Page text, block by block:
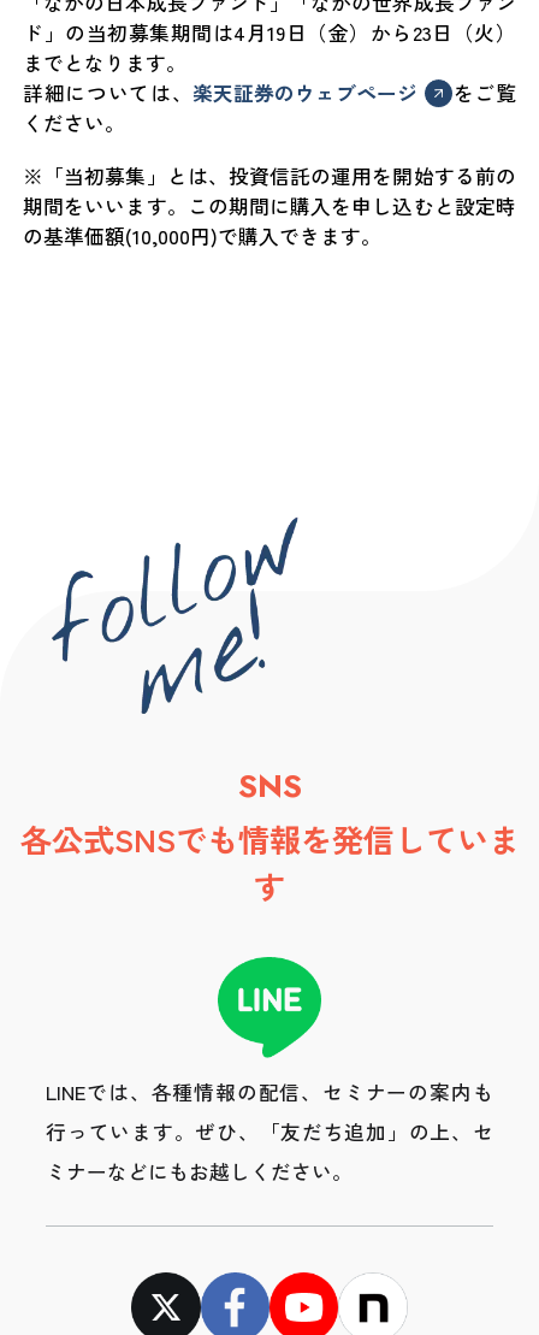
ド」の当初募集期間は4月19日（金）から23日（火）
までとなります。
詳細については、 楽天証券のウェブページ
をご覧
ください。
※「当初募集」とは、投資信託の運用を開始する前の
期間をいいます。この期間に購入を申し込むと設定時
の基準価額(10,000円)で購入できます。
SNS
各公式SNSでも情報を発信していま
す
LINEでは、各種情報の配信、セミナーの案内も
行っています。 ぜひ、「友だち追加」の上、セ
ミナーなどにもお越しください。